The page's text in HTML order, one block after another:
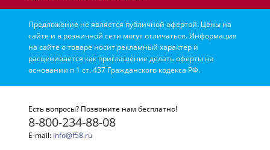
Предложение не является публичной офертой. Цены на
сайте и в розничной сети могут отличаться. Информация
на сайте о товаре носит рекламный характер и
расценивается как приглашение делать оферты на
основании п.1 ст. 437 Гражданского кодекса РФ.
Есть вопросы? Позвоните нам бесплатно!
8-800-234-88-08
E-mail: info@f58.ru